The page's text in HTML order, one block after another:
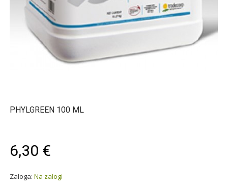
PHYLGREEN 100 ML
6,30 €
Zaloga:Na zalogi